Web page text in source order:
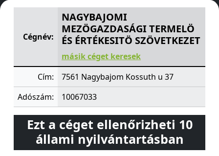
NAGYBAJOMI MEZÖGAZDASÁGI TERMELÖ ÉS
Cégnév:
NAGYBAJOMI
MEZÖGAZDASÁGI TERMELÖ
ÉS ÉRTÉKESITÖ SZÖVETKEZET
másik céget keresek
Cím:
7561 Nagybajom Kossuth u 37
Adószám:
10067033
Ezt a céget ellenőrizheti 10
állami nyilvántartásban